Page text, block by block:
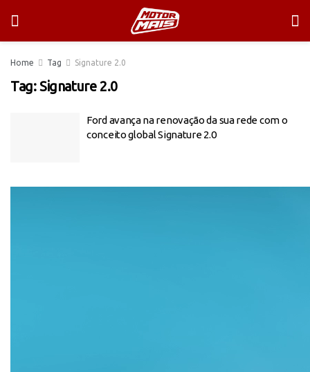
Home Tag Signature 2.0
Tag:Signature 2.0
Ford avança na renovação da sua rede com o
conceito global Signature 2.0